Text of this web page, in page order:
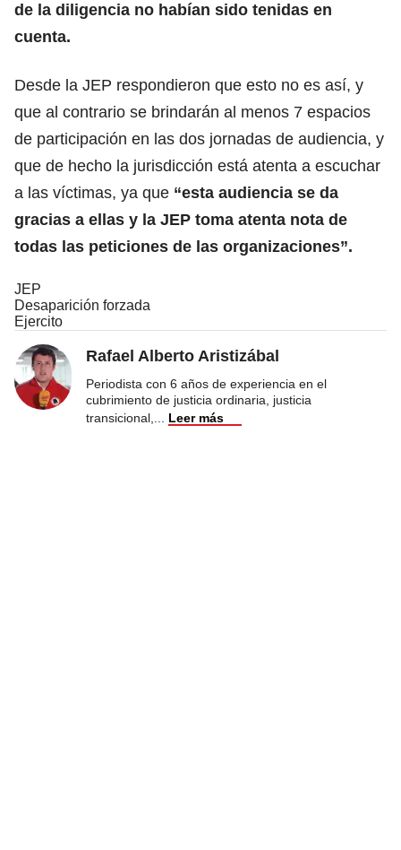
de la diligencia no habían sido tenidas en
cuenta.
Desde la JEP respondieron que esto no es así, y
que al contrario se brindarán al menos 7 espacios
de participación en las dos jornadas de audiencia, y
que de hecho la jurisdicción está atenta a escuchar
a las víctimas, ya que “esta audiencia se da
gracias a ellas y la JEP toma atenta nota de
todas las peticiones de las organizaciones”.
JEP
Desaparición forzada
Ejercito
Rafael Alberto Aristizábal
Periodista con 6 años de experiencia en el
cubrimiento de justicia ordinaria, justicia
transicional,
Leer más